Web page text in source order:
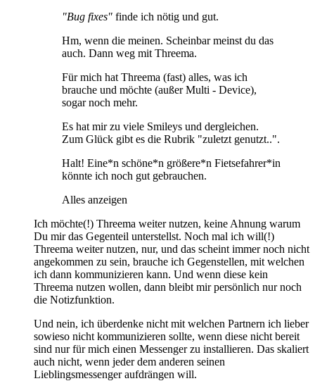
"Bug fixes" finde ich nötig und gut.
Hm, wenn die meinen. Scheinbar meinst du das
auch. Dann weg mit Threema.
Für mich hat Threema (fast) alles, was ich
brauche und möchte (außer Multi - Device),
sogar noch mehr.
Es hat mir zu viele Smileys und dergleichen.
Zum Glück gibt es die Rubrik "zuletzt genutzt..".
Halt! Eine*n schöne*n größere*n Fietsefahrer*in
könnte ich noch gut gebrauchen.
Alles anzeigen
Ich möchte(!) Threema weiter nutzen, keine Ahnung warum
Du mir das Gegenteil unterstellst. Noch mal ich will(!)
Threema weiter nutzen, nur, und das scheint immer noch nicht
angekommen zu sein, brauche ich Gegenstellen, mit welchen
ich dann kommunizieren kann. Und wenn diese kein
Threema nutzen wollen, dann bleibt mir persönlich nur noch
die Notizfunktion.
Und nein, ich überdenke nicht mit welchen Partnern ich lieber
sowieso nicht kommunizieren sollte, wenn diese nicht bereit
sind nur für mich einen Messenger zu installieren. Das skaliert
auch nicht, wenn jeder dem anderen seinen
Lieblingsmessenger aufdrängen will.